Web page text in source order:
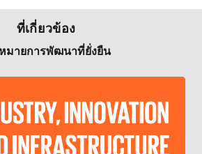
ที่เกี่ยวข้อง
มายการพัฒนาที่ยั่งยืน